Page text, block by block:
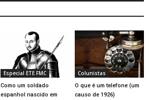
Especial ETE FMC
Como um soldado
espanhol nascido em
Colunistas
O que é um telefone (um
causo de 1926)